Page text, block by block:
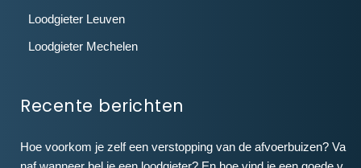
Loodgieter Leuven
Loodgieter Mechelen
Recente berichten
Hoe voorkom je zelf een verstopping van de afvoerbuizen? Va